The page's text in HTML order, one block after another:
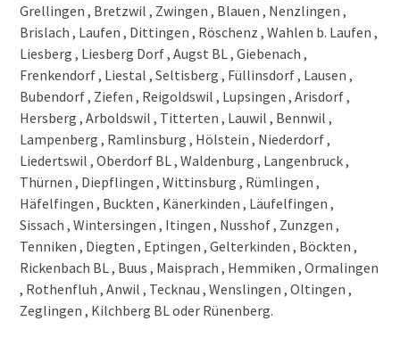
Grellingen , Bretzwil , Zwingen , Blauen , Nenzlingen ,
Brislach , Laufen , Dittingen , Röschenz , Wahlen b. Laufen ,
Liesberg , Liesberg Dorf , Augst BL , Giebenach ,
Frenkendorf , Liestal , Seltisberg , Füllinsdorf , Lausen ,
Bubendorf , Ziefen , Reigoldswil , Lupsingen , Arisdorf ,
Hersberg , Arboldswil , Titterten , Lauwil , Bennwil ,
Lampenberg , Ramlinsburg , Hölstein , Niederdorf ,
Liedertswil , Oberdorf BL , Waldenburg , Langenbruck ,
Thürnen , Diepflingen , Wittinsburg , Rümlingen ,
Häfelfingen , Buckten , Känerkinden , Läufelfingen ,
Sissach , Wintersingen , Itingen , Nusshof , Zunzgen ,
Tenniken , Diegten , Eptingen , Gelterkinden , Böckten ,
Rickenbach BL , Buus , Maisprach , Hemmiken , Ormalingen
, Rothenfluh , Anwil , Tecknau , Wenslingen , Oltingen ,
Zeglingen , Kilchberg BL oder Rünenberg.